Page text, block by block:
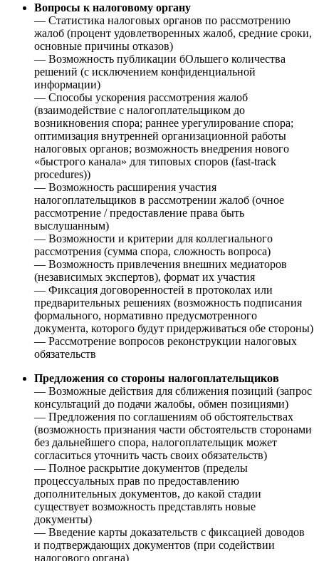
Вопросы к налоговому органу
— Статистика налоговых органов по рассмотрению
жалоб (процент удовлетворенных жалоб, средние сроки,
основные причины отказов)
— Возможность публикации бОльшего количества
решений (с исключением конфиденциальной
информации)
— Способы ускорения рассмотрения жалоб
(взаимодействие с налогоплательщиком до
возникновения спора; раннее урегулирование спора;
оптимизация внутренней организационной работы
налоговых органов; возможность внедрения нового
«быстрого канала» для типовых споров (fast-track
procedures))
— Возможность расширения участия
налогоплательщиков в рассмотрении жалоб (очное
рассмотрение / предоставление права быть
выслушанным)
— Возможности и критерии для коллегиального
рассмотрения (сумма спора, сложность вопроса)
— Возможность привлечения внешних медиаторов
(независимых экспертов), формат их участия
— Фиксация договоренностей в протоколах или
предварительных решениях (возможность подписания
формального, нормативно предусмотренного
документа, которого будут придерживаться обе стороны)
— Рассмотрение вопросов реконструкции налоговых
обязательств
Предложения со стороны налогоплательщиков
— Возможные действия для сближения позиций (запрос
консультаций до подачи жалобы, обмен позициями)
— Предложения по соглашениям об обстоятельствах
(возможность признания части обстоятельств сторонами
без дальнейшего спора, налогоплательщик может
согласиться уточнить часть своих обязательств)
— Полное раскрытие документов (пределы
процессуальных прав по предоставлению
дополнительных документов, до какой стадии
существует возможность представлять новые
документы)
— Введение карты доказательств с фиксацией доводов
и подтверждающих документов (при содействии
налогового органа)